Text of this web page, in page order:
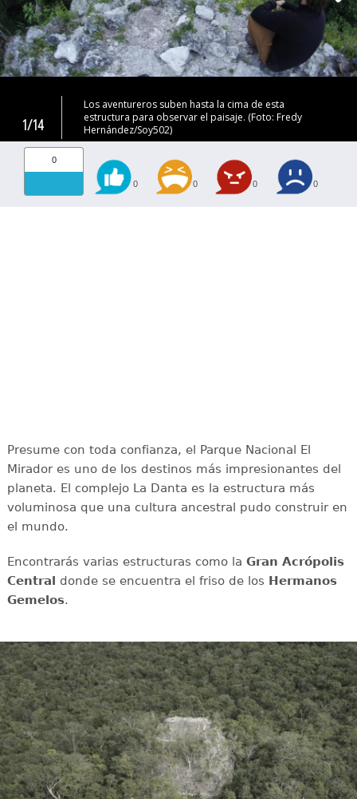
1/14
Los aventureros suben hasta la cima de esta
estructura para observar el paisaje. (Foto: Fredy
Hernández/Soy502)
0
0 0 0 0
Presume con toda confianza, el Parque Nacional El
Mirador es uno de los destinos más impresionantes del
planeta. El complejo La Danta es la estructura más
voluminosa que una cultura ancestral pudo construir en
el mundo.
Encontrarás varias estructuras como la Gran Acrópolis
Central donde se encuentra el friso de los Hermanos
Gemelos.